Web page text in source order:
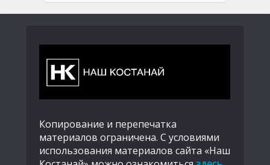
Копирование и перепечатка
материалов ограничена. С условиями
использования материалов сайта «Наш